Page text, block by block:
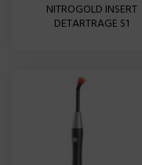
NITROGOLD INSERT
DETARTRAGE S1